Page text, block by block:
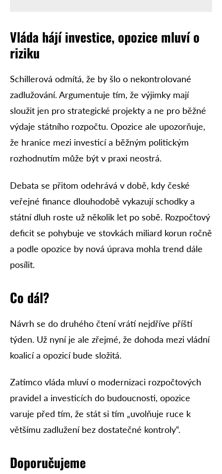
Vláda hájí investice, opozice mluví o
riziku
Schillerová odmítá, že by šlo o nekontrolované
zadlužování. Argumentuje tím, že výjimky mají
sloužit jen pro strategické projekty a ne pro běžné
výdaje státního rozpočtu. Opozice ale upozorňuje,
že hranice mezi investicí a běžným politickým
rozhodnutím může být v praxi neostrá.
Debata se přitom odehrává v době, kdy české
veřejné finance dlouhodobě vykazují schodky a
státní dluh roste už několik let po sobě. Rozpočtový
deficit se pohybuje ve stovkách miliard korun ročně
a podle opozice by nová úprava mohla trend dále
posílit.
Co dál?
Návrh se do druhého čtení vrátí nejdříve příští
týden. Už nyní je ale zřejmé, že dohoda mezi vládní
koalicí a opozicí bude složitá.
Zatímco vláda mluví o modernizaci rozpočtových
pravidel a investicích do budoucnosti, opozice
varuje před tím, že stát si tím „uvolňuje ruce k
většímu zadlužení bez dostatečné kontroly“.
Doporučujeme